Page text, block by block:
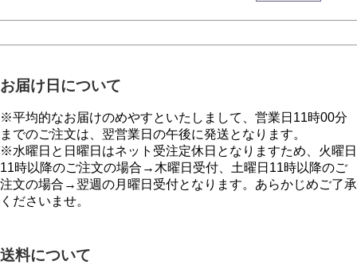
お届け日について
※平均的なお届けのめやすといたしまして、営業日11時00分
までのご注文は、翌営業日の午後に発送となります。
※水曜日と日曜日はネット受注定休日となりますため、火曜日
11時以降のご注文の場合→木曜日受付、土曜日11時以降のご
注文の場合→翌週の月曜日受付となります。あらかじめご了承
くださいませ。
送料について